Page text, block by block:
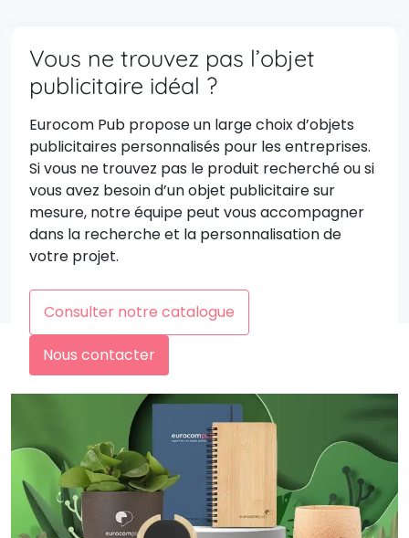
Vous ne trouvez pas l’objet
publicitaire idéal ?
Eurocom Pub propose un large choix d’objets
publicitaires personnalisés pour les entreprises.
Si vous ne trouvez pas le produit recherché ou si
vous avez besoin d’un objet publicitaire sur
mesure, notre équipe peut vous accompagner
dans la recherche et la personnalisation de
votre projet.
Consulter notre catalogue
Nous contacter